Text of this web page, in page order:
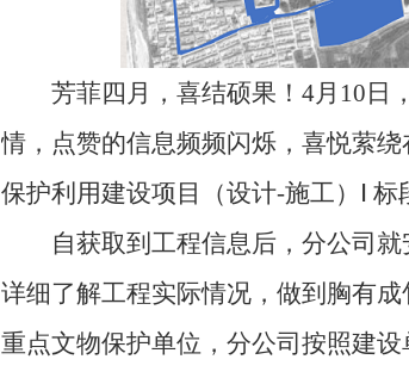
芳菲四月，喜结硕果！4月10日
情，点赞的信息频频闪烁，喜悦萦
保护利用建设项目（设计-施工）Ⅰ 标
自获取到工程信息后，分公司就
详细了解工程实际情况，做到胸有
重点文物保护单位，分公司按照建